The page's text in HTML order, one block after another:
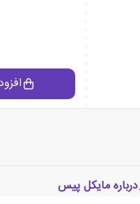
درباره مایکل پیس